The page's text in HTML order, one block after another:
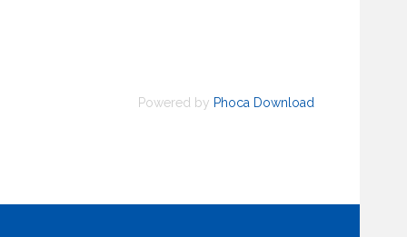
Powered by Phoca Download